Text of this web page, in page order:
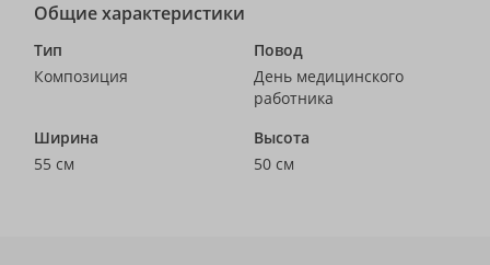
Общие характеристики
Тип
Композиция
Повод
День медицинского
работника
Ширина
55 см
Высота
50 см